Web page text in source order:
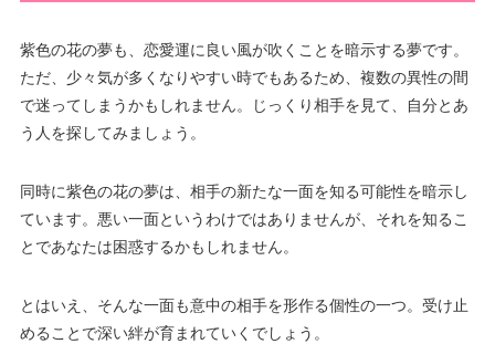
紫色の花の夢も、恋愛運に良い風が吹くことを暗示する夢です。
ただ、少々気が多くなりやすい時でもあるため、複数の異性の間
で迷ってしまうかもしれません。じっくり相手を見て、自分とあ
う人を探してみましょう。
同時に紫色の花の夢は、相手の新たな一面を知る可能性を暗示し
ています。悪い一面というわけではありませんが、それを知るこ
とであなたは困惑するかもしれません。
とはいえ、そんな一面も意中の相手を形作る個性の一つ。受け止
めることで深い絆が育まれていくでしょう。